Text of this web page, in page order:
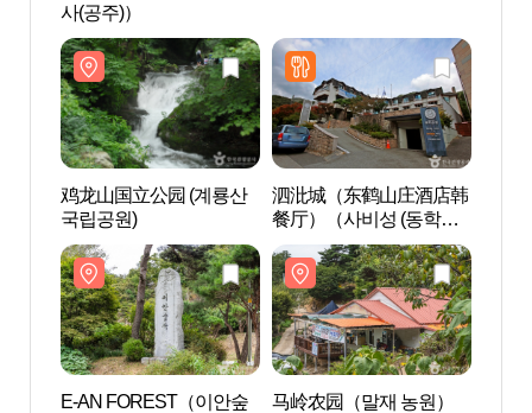
사(공주)）
鸡龙山国立公园 (계룡산
국립공원)
泗沘城（东鹤山庄酒店韩
餐厅）（사비성 (동학산
장호텔 한식당)）
E-AN FOREST（이안숲
马岭农园（말재 농원）